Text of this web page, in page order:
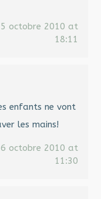
5 octobre 2010 at
18:11
enfants ne vont
les mains!
6 octobre 2010 at
11:30